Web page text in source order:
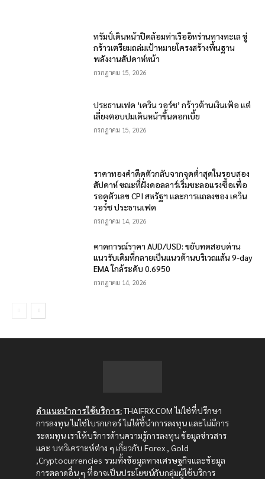
ทรัมป์เดินหน้าปิดล้อมท่าเรืออิหร่านทางทะเล ขู่
กร้าวเตรียมถล่มเป้าหมายโครงสร้างพื้นฐาน
พลังงานสัปดาห์หน้า
กรกฎาคม 15, 2026
ประธานเฟด ‘เควิน วอร์ช’ กร้าวต้านเงินเฟ้อ แต่
เลี่ยงตอบปมเดินหน้าขึ้นดอกเบี้ย
กรกฎาคม 15, 2026
ราคาทองคำดีดตัวกลับจากจุดต่ำสุดในรอบสอง
สัปดาห์ ขณะที่ฝั่งดอลลาร์เริ่มชะลอแรงซื้อเพื่อ
รอดูตัวเลข CPI สหรัฐฯ และการแถลงของ เควิน
วอร์ช ประธานเฟด
กรกฎาคม 14, 2026
คาดการณ์ราคา AUD/USD: ขยับทดสอบด่าน
แนวรับเดิมที่กลายเป็นแนวต้านบริเวณเส้น 9-day
EMA ใกล้ระดับ 0.6950
กรกฎาคม 14, 2026
คำแนะนำการใช้บริการ:THAIFRX.COM ไม่ใช่ที่ปรึกษา
การลงทุน ไม่ใช่โบรกเกอร์ ไม่ได้ชี้นำการลงทุน และไม่มีการ
ระดมทุน เราให้บริการด้านความรู้การลงทุน ข้อมูลข่าวสาร
และ บทวิเคราะห์ต่าง ๆ เกี่ยวกับ Forex , Gold
,Cryptocurrencies รวมทั้งข้อมูลทางเศรษฐกิจและข้อมูล
การตลาดอื่น ๆ ที่อาจเป็นประโยชน์กับกลุ่มผู้ใช้บริการ